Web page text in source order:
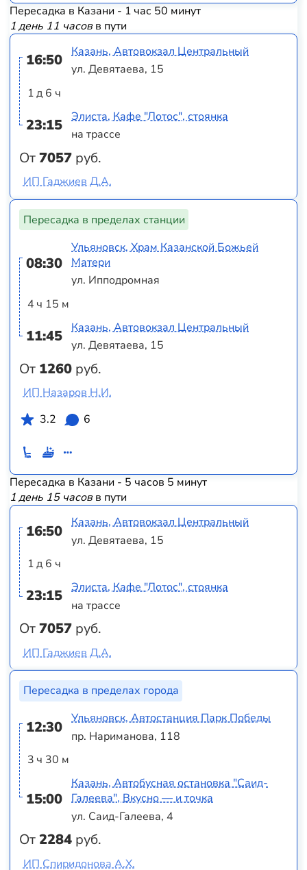
Пересадка в Казани - 1 час 50 минут
1 день 11 часовв пути
16:50
1 д 6 ч
23:15
От7057 руб.
Казань, Автовокзал Центральный
ул. Девятаева, 15
Элиста, Кафе "Лотос", стоянка
на трассе
ИП Гаджиев Д.А.
Пересадка в пределах станции
08:30
4 ч 15 м
11:45
От 1260 руб.
Ульяновск, Храм Казанской Божьей
Матери
ул. Ипподромная
Казань, Автовокзал Центральный
ул. Девятаева, 15
ИП Назаров Н.И.
3.2
6
Пересадка в Казани - 5 часов 5 минут
1 день 15 часовв пути
16:50
1 д 6 ч
23:15
От7057 руб.
Казань, Автовокзал Центральный
ул. Девятаева, 15
Элиста, Кафе "Лотос", стоянка
на трассе
ИП Гаджиев Д.А.
Пересадка в пределах города
12:30
3 ч 30 м
15:00
От2284 руб.
Ульяновск, Автостанция Парк Победы
пр. Нариманова, 118
Казань, Автобусная остановка "Саид-
Галеева", Вкусно — и точка
ул. Саид-Галеева, 4
ИП Спиридонова А.Х.